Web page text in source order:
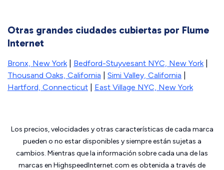
Otras grandes ciudades cubiertas por Flume
Internet
Bronx, New York| Bedford-Stuyvesant NYC, New York|
Thousand Oaks, California
Simi Valley, California
Hartford, Connecticut
East Village NYC, New York
Los precios, velocidades y otras características de cada marca
pueden o no estar disponibles y siempre están sujetas a
cambios. Mientras que la información sobre cada una de las
marcas en HighspeedInternet.com es obtenida a través de